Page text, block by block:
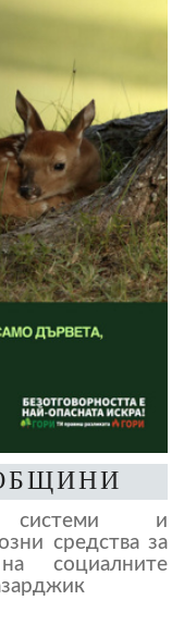
системи и
средства за
социалните